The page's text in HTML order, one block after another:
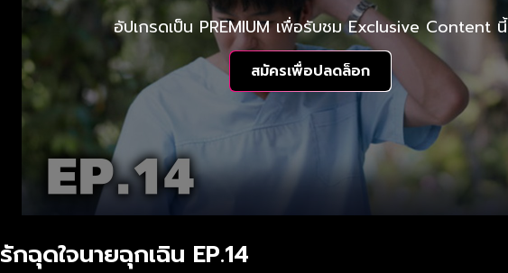
อัปเกรดเป็น PREMIUM เพื่อรับชม Exclusive Content นี้
สมัครเพื่อปลดล็อก
รักฉุดใจนายฉุกเฉิน EP.14